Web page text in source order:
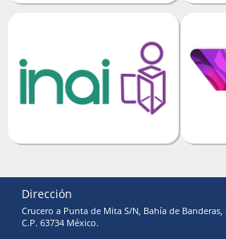
Dirección
Crucero a Punta de Mita S/N, Bahía de Banderas,
C.P. 63734 México.